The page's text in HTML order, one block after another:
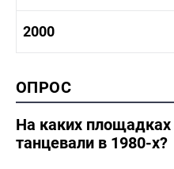
2000
2000
2000 культура
ОПРОС
На каких
танцевали в 1980-х?